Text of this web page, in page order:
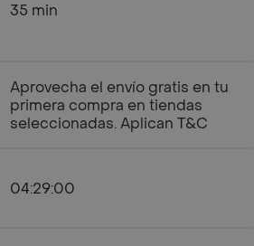
35 min
Aprovecha el envío gratis en tu
primera compra en tiendas
seleccionadas. Aplican T&C
04:29:00